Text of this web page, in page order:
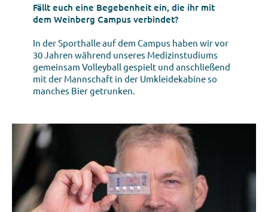
Fällt euch eine Begebenheit ein, die ihr mit
dem Weinberg Campus verbindet?
In der Sporthalle auf dem Campus haben wir vor
30 Jahren während unseres Medizinstudiums
gemeinsam Volleyball gespielt und anschließend
mit der Mannschaft in der Umkleidekabine so
manches Bier getrunken.